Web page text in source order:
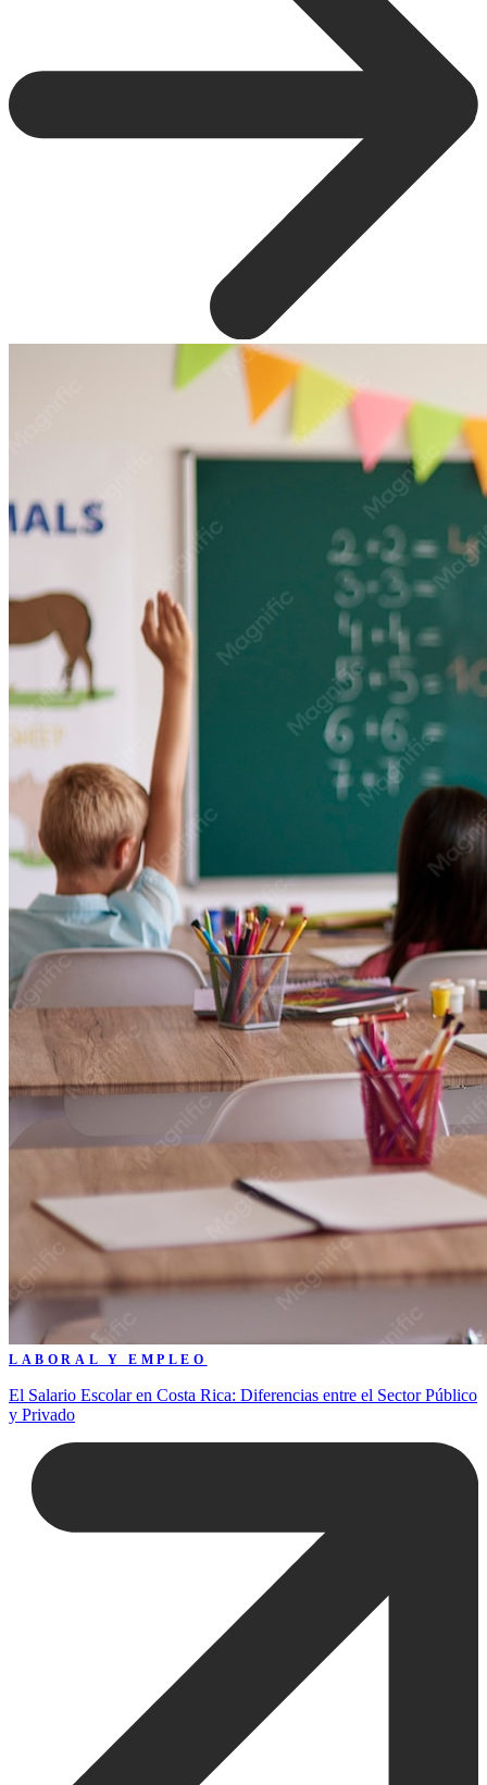
LABORAL Y EMPLEO
El Salario Escolar en Costa Rica: Diferencias entre el Sector Público
y Privado